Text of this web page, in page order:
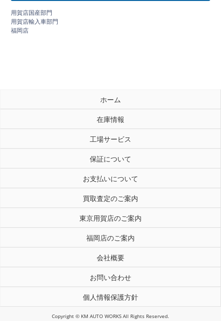
用賀店国産部門
用賀店輸入車部門
福岡店
ホーム
在庫情報
工場サービス
保証について
お支払いについて
買取査定のご案内
東京用賀店のご案内
福岡店のご案内
会社概要
お問い合わせ
個人情報保護方針
Copyright © KM AUTO WORKS All Rights Reserved.